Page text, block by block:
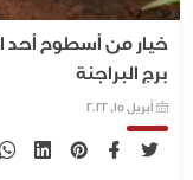
خيار من أسطوح أحد
برج البراجنة
أبريل 15, 2022